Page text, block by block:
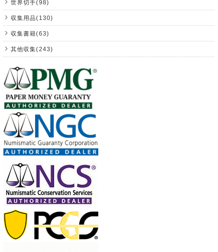
世界切手(98)
収集用品(130)
収集書籍(63)
其他収集(243)